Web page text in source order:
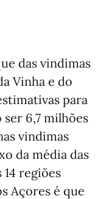
das vindimas
Vinha e do
para
6,7 milhões
vindimas
da média das
regiões
Açores é que